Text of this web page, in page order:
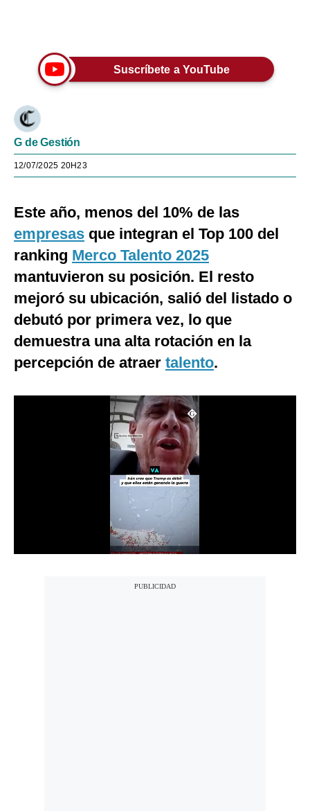
Suscríbete a YouTube
G de Gestión
12/07/2025 20H23
Este año, menos del 10% de las
empresas que integran el Top 100 del
ranking Merco Talento 2025
mantuvieron su posición. El resto
mejoró su ubicación, salió del listado o
debutó por primera vez, lo que
demuestra una alta rotación en la
percepción de atraer talento.